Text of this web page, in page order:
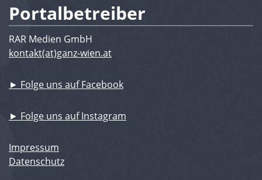
Portalbetreiber
RAR Medien GmbH
kontakt(at)ganz-wien.at
► Folge uns auf Facebook
► Folge uns auf Instagram
Impressum
Datenschutz